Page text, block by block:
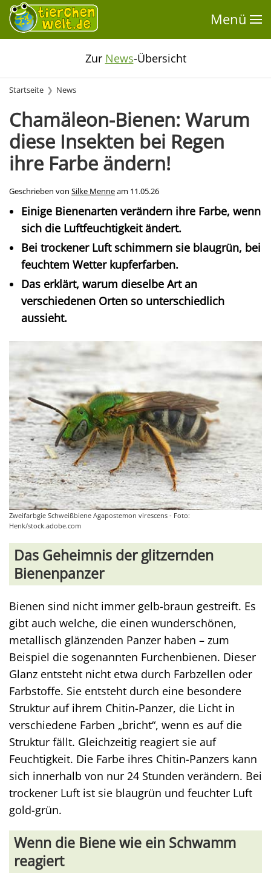
Menü
Zur News-Übersicht
Startseite News
Chamäleon-Bienen: Warum
diese Insekten bei Regen
ihre Farbe ändern!
Geschrieben von Silke Menneam 11.05.26
Einige Bienenarten verändern ihre Farbe, wenn
sich die Luftfeuchtigkeit ändert.
Bei trockener Luft schimmern sie blaugrün, bei
feuchtem Wetter kupferfarben.
Das erklärt, warum dieselbe Art an
verschiedenen Orten so unterschiedlich
aussieht.
Zweifarbgie Schweißbiene Agapostemon virescens - Foto:
Henk/stock.adobe.com
Das Geheimnis der glitzernden
Bienenpanzer
Bienen sind nicht immer gelb-braun gestreift. Es
gibt auch welche, die einen wunderschönen,
metallisch glänzenden Panzer haben – zum
Beispiel die sogenannten Furchenbienen. Dieser
Glanz entsteht nicht etwa durch Farbzellen oder
Farbstoffe. Sie entsteht durch eine besondere
Struktur auf ihrem Chitin-Panzer, die Licht in
verschiedene Farben „bricht“, wenn es auf die
Struktur fällt. Gleichzeitig reagiert sie auf
Feuchtigkeit. Die Farbe ihres Chitin-Panzers kann
sich innerhalb von nur 24 Stunden verändern. Bei
trockener Luft ist sie blaugrün und feuchter Luft
gold-grün.
Wenn die Biene wie ein Schwamm
reagiert